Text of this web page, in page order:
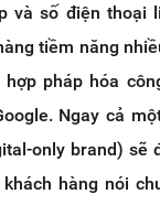
và số điện thoại
tiềm năng
pháp hóa
Ngay cả
only brand) sẽ
hàng nói